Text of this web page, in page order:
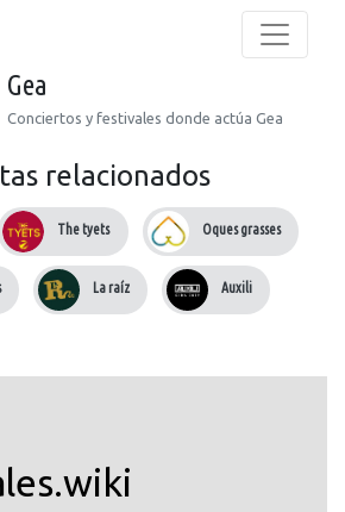
Gea
Conciertos y festivales donde actúa Gea
relacionados
The tyets Oques grasses
La raíz Auxili